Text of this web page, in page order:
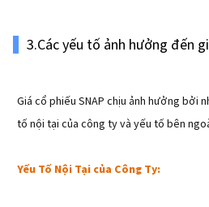
3.Các yếu tố ảnh hưởng đến
Giá cổ phiếu SNAP chịu ảnh hưởng bởi
tố nội tại của công ty và yếu tố bên
Yếu Tố Nội Tại của Công Ty: